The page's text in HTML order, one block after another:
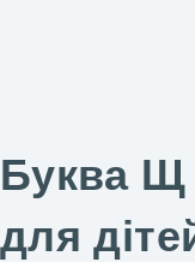
Буква Щ
для